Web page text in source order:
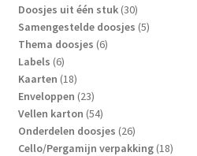
Doosjes uit één stuk 3030
producten
Samengestelde doosjes 55
Thema doosjes 66
Labels 66
producten
Kaarten 1818
producten
Enveloppen 2323
producten
Vellen karton 5454
producten
Onderdelen doosjes 2626
producten
Cello/Pergamijn verpakking 1818